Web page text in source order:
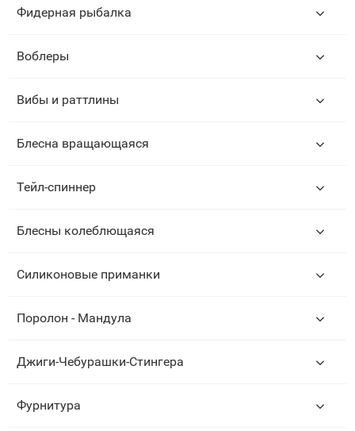
Фидерная рыбалка
Воблеры
Вибы и раттлины
Блесна вращающаяся
Тейл-спиннер
Блесны колеблющаяся
Силиконовые приманки
Поролон - Мандула
Джиги-Чебурашки-Стингера
Фурнитура